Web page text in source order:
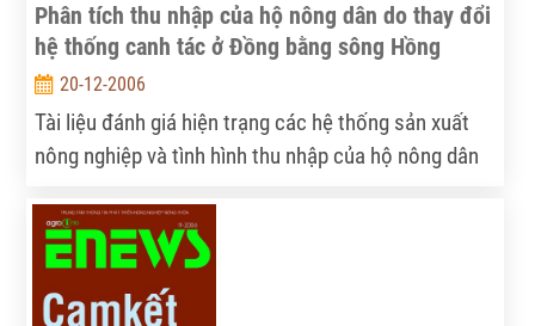
Phân tích thu nhập của hộ nông dân do thay đổi
hệ thống canh tác ở Đồng bằng sông Hồng
20-12-2006
Tài liệu đánh giá hiện trạng các hệ thống sản xuất
nông nghiệp và tình hình thu nhập của hộ nông dân
đồng thời cũng chỉ ra được những yếu tố ảnh hưởng
đến thu nhập của họ